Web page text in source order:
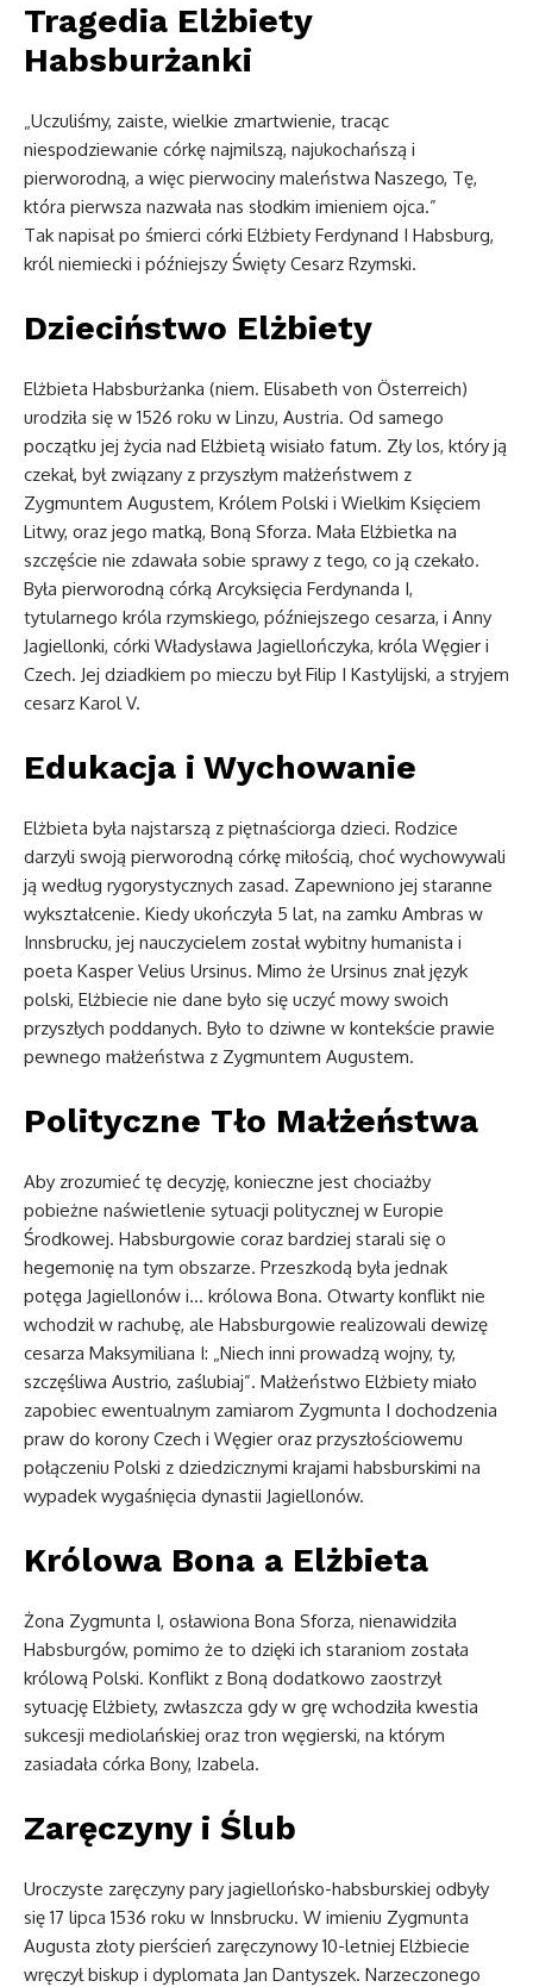
Tragedia Elżbiety
Habsburżanki
„Uczuliśmy, zaiste, wielkie zmartwienie, tracąc
niespodziewanie córkę najmilszą, najukochańszą i
pierworodną, a więc pierwociny maleństwa Naszego, Tę,
która pierwsza nazwała nas słodkim imieniem ojca.”
Tak napisał po śmierci córki Elżbiety Ferdynand I Habsburg,
król niemiecki i późniejszy Święty Cesarz Rzymski.
Dzieciństwo Elżbiety
Elżbieta Habsburżanka (niem. Elisabeth von Österreich)
urodziła się w 1526 roku w Linzu, Austria. Od samego
początku jej życia nad Elżbietą wisiało fatum. Zły los, który ją
czekał, był związany z przyszłym małżeństwem z
Zygmuntem Augustem, Królem Polski i Wielkim Księciem
Litwy, oraz jego matką, Boną Sforza. Mała Elżbietka na
szczęście nie zdawała sobie sprawy z tego, co ją czekało.
Była pierworodną córką Arcyksięcia Ferdynanda I,
tytularnego króla rzymskiego, późniejszego cesarza, i Anny
Jagiellonki, córki Władysława Jagiellończyka, króla Węgier i
Czech. Jej dziadkiem po mieczu był Filip I Kastylijski, a stryjem
cesarz Karol V.
Edukacja i Wychowanie
Elżbieta była najstarszą z piętnaściorga dzieci. Rodzice
darzyli swoją pierworodną córkę miłością, choć wychowywali
ją według rygorystycznych zasad. Zapewniono jej staranne
wykształcenie. Kiedy ukończyła 5 lat, na zamku Ambras w
Innsbrucku, jej nauczycielem został wybitny humanista i
poeta Kasper Velius Ursinus. Mimo że Ursinus znał język
polski, Elżbiecie nie dane było się uczyć mowy swoich
przyszłych poddanych. Było to dziwne w kontekście prawie
pewnego małżeństwa z Zygmuntem Augustem.
Polityczne Tło Małżeństwa
Aby zrozumieć tę decyzję, konieczne jest chociażby
pobieżne naświetlenie sytuacji politycznej w Europie
Środkowej. Habsburgowie coraz bardziej starali się o
hegemonię na tym obszarze. Przeszkodą była jednak
potęga Jagiellonów i… królowa Bona. Otwarty konflikt nie
wchodził w rachubę, ale Habsburgowie realizowali dewizę
cesarza Maksymiliana I: „Niech inni prowadzą wojny, ty,
szczęśliwa Austrio, zaślubiaj”. Małżeństwo Elżbiety miało
zapobiec ewentualnym zamiarom Zygmunta I dochodzenia
praw do korony Czech i Węgier oraz przyszłościowemu
połączeniu Polski z dziedzicznymi krajami habsburskimi na
wypadek wygaśnięcia dynastii Jagiellonów.
Królowa Bona a Elżbieta
Żona Zygmunta I, osławiona Bona Sforza, nienawidziła
Habsburgów, pomimo że to dzięki ich staraniom została
królową Polski. Konflikt z Boną dodatkowo zaostrzył
sytuację Elżbiety, zwłaszcza gdy w grę wchodziła kwestia
sukcesji mediolańskiej oraz tron węgierski, na którym
zasiadała córka Bony, Izabela.
Zaręczyny i Ślub
Uroczyste zaręczyny pary jagiellońsko-habsburskiej odbyły
się 17 lipca 1536 roku w Innsbrucku. W imieniu Zygmunta
Augusta złoty pierścień zaręczynowy 10-letniej Elżbiecie
wręczył biskup i dyplomata Jan Dantyszek. Narzeczonego